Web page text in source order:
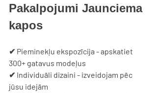
Pakalpojumi Jaunciema
kapos
✔ Pieminekļu ekspozīcija - apskatiet
300+ gatavus modeļus
✔ Individuāli dizaini - izveidojam pēc
jūsu idejām